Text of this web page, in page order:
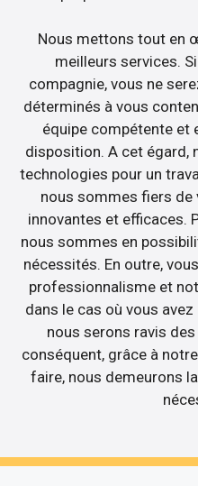
Nous mettons tout en
meilleurs services.
compagnie, vous ne
déterminés à vous
équipe compétente et
disposition. A cet égard,
technologies pour un
nous sommes fiers
innovantes et efficaces.
nous sommes en
nécessités. En outre,
professionnalisme et
dans le cas où vous
nous serons ravis
conséquent, grâce à
faire, nous demeurons